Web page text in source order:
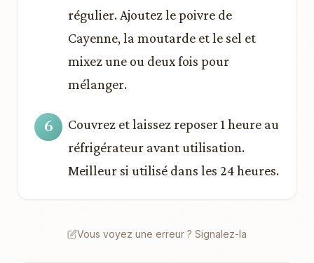
régulier. Ajoutez le poivre de
Cayenne, la moutarde et le sel et
mixez une ou deux fois pour
mélanger.
Couvrez et laissez reposer 1 heure au
réfrigérateur avant utilisation.
Meilleur si utilisé dans les 24 heures.
Vous voyez une erreur ? Signalez-la